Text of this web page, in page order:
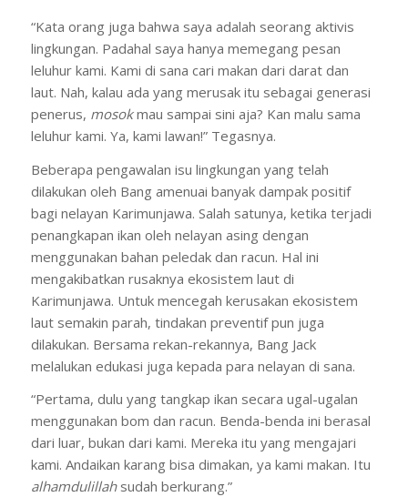
“Kata orang juga bahwa saya adalah seorang aktivis
lingkungan. Padahal saya hanya memegang pesan
leluhur kami. Kami di sana cari makan dari darat dan
laut. Nah, kalau ada yang merusak itu sebagai generasi
penerus, mosokmau sampai sini aja? Kan malu sama
leluhur kami. Ya, kami lawan!” Tegasnya.
Beberapa pengawalan isu lingkungan yang telah
dilakukan oleh Bang amenuai banyak dampak positif
bagi nelayan Karimunjawa. Salah satunya, ketika terjadi
penangkapan ikan oleh nelayan asing dengan
menggunakan bahan peledak dan racun. Hal ini
mengakibatkan rusaknya ekosistem laut di
Karimunjawa. Untuk mencegah kerusakan ekosistem
laut semakin parah, tindakan preventif pun juga
dilakukan. Bersama rekan-rekannya, Bang Jack
melalukan edukasi juga kepada para nelayan di sana.
“Pertama, dulu yang tangkap ikan secara ugal-ugalan
menggunakan bom dan racun. Benda-benda ini berasal
dari luar, bukan dari kami. Mereka itu yang mengajari
kami. Andaikan karang bisa dimakan, ya kami makan. Itu
alhamdulillah sudah berkurang.”